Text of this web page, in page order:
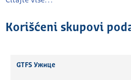
Korišćeni skupovi
GTFS Ужице